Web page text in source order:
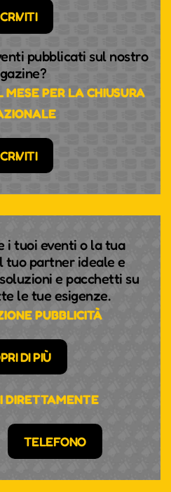
pubblicati sul nostro
MESE PER LA CHIUSURA
i tuoi eventi o la tua
tuo partner ideale e
e pacchetti su
le tue esigenze.
PUBBLICITÀ
DI PIÙ
DIRETTAMENTE
TELEFONO